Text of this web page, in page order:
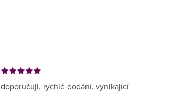
doporučuji, rychlé dodání, vynikající